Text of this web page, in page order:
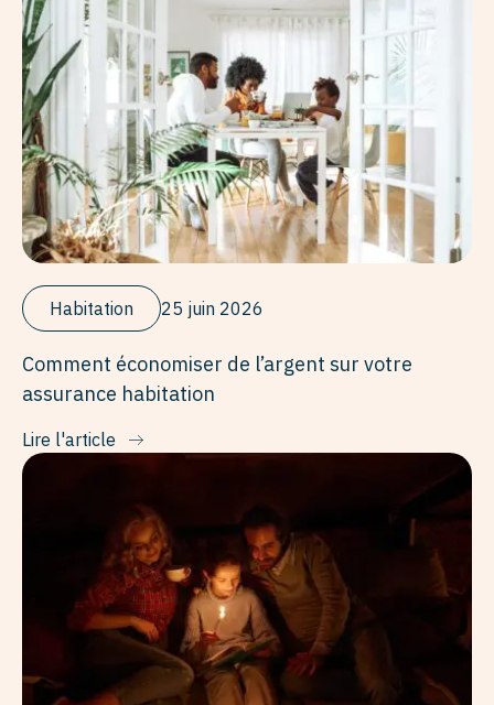
Habitation 25 juin 2026
Comment économiser de l’argent sur votre
assurance habitation
Lire l'article